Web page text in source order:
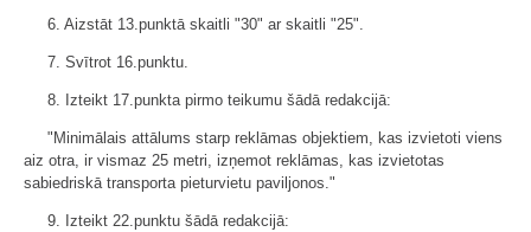
6. Aizstāt 13.punktā skaitli "30" ar skaitli "25".
7. Svītrot 16.punktu.
8. Izteikt 17.punkta pirmo teikumu šādā redakcijā:
"Minimālais attālums starp reklāmas objektiem, kas izvietoti viens
aiz otra, ir vismaz 25 metri, izņemot reklāmas, kas izvietotas
sabiedriskā transporta pieturvietu paviljonos."
9. Izteikt 22.punktu šādā redakcijā: